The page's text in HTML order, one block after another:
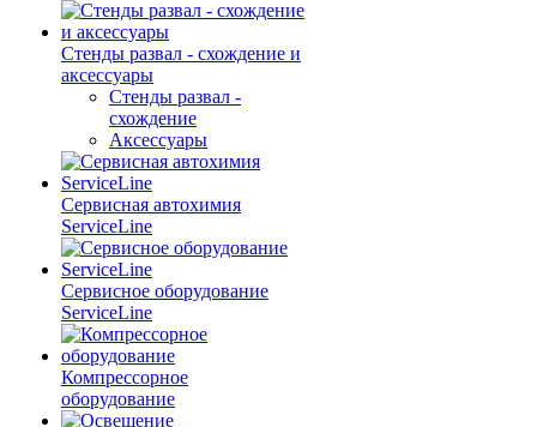
Стенды развал - схождение и
аксессуары
Стенды развал -
схождение
Аксессуары
Сервисная автохимия
ServiceLine
Сервисное оборудование
ServiceLine
Компрессорное
оборудование